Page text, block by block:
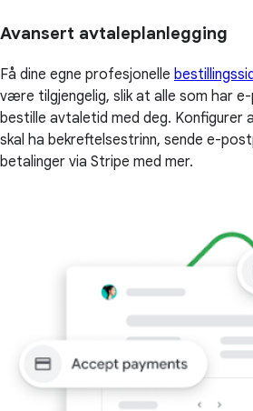
Avansert avtaleplanlegging
Få dine egne profesjonelle
være tilgjengelig, slik at alle som har
bestille avtaletid med deg. Konfigurer
skal ha bekreftelsestrinn, sende e-
betalinger via Stripe med mer.